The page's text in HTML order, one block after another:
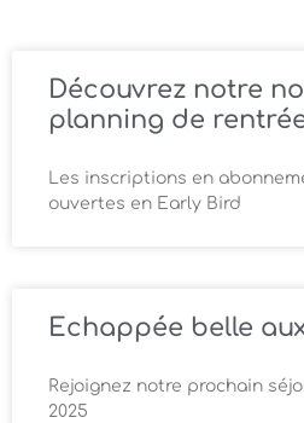
Découvrez notre
planning de
Les inscriptions en
ouvertes en Early Bird
Echappée belle
Rejoignez notre prochain
2025